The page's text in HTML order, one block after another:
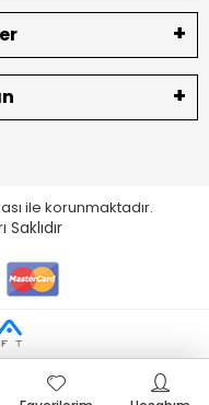
ile korunmaktadır.
Saklıdır